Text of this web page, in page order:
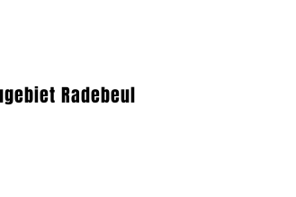
Radebeul